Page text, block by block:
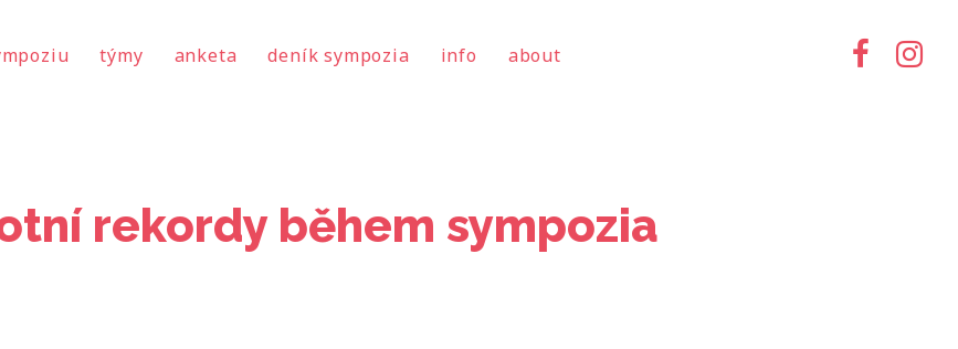
týmy anketa deník sympozia info about
rekordy během sympozia